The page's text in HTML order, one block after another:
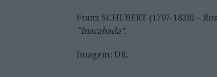
Franz SCHUBERT (1797-1828) –
“Inacabada”.
Imagem: DR.